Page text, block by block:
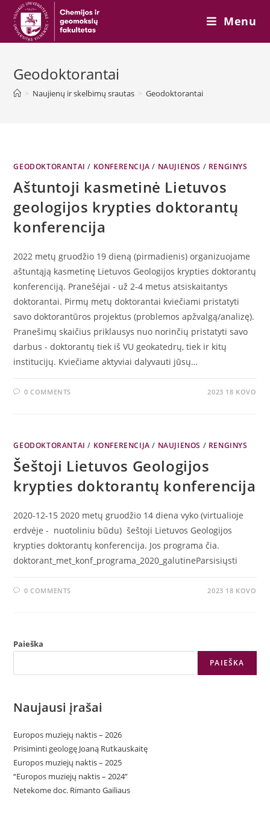
content
Menu
Geodoktorantai
> Naujienų ir skelbimų srautas > Geodoktorantai
GEODOKTORANTAI / KONFERENCIJA / NAUJIENOS / RENGINYS
Aštuntoji kasmetinė Lietuvos
geologijos krypties doktorantų
konferencija
2022 metų gruodžio 19 dieną (pirmadienis) organizuojame
aštuntąją kasmetinę Lietuvos Geologijos krypties doktorantų
konferenciją. Pranešėjai - už 2-4 metus atsiskaitantys
doktorantai. Pirmų metų doktorantai kviečiami pristatyti
savo doktorantūros projektus (problemos apžvalgą/analizę).
Pranešimų skaičius priklausys nuo norinčių pristatyti savo
darbus - doktorantų tiek iš VU geokatedrų, tiek ir kitų
institucijų. Kviečiame aktyviai dalyvauti jūsų…
0 COMMENTS 2023 18 KOVO
GEODOKTORANTAI / KONFERENCIJA / NAUJIENOS / RENGINYS
Šeštoji Lietuvos Geologijos
krypties doktorantų konferencija
2020-12-15 2020 metų gruodžio 14 diena vyko (virtualioje
erdvėje - nuotoliniu būdu) šeštoji Lietuvos Geologijos
krypties doktorantų konferencija. Jos programa čia.
doktorant_met_konf_programa_2020_galutineParsisiųsti
0 COMMENTS 2023 18 KOVO
Paieška
PAIEŠKA
Naujausi įrašai
Europos muziejų naktis – 2026
Prisiminti geologę Joaną Rutkauskaitę
Europos muziejų naktis – 2025
“Europos muziejų naktis – 2024”
Netekome doc. Rimanto Gailiaus